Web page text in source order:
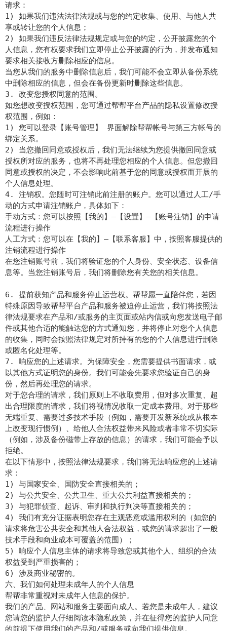
请求：
1) 如果我们违法法律法规或与您的约定收集、使用、与他人共
享或转让您的个人信息；
2) 如果我们违反法律法规规定或与您的约定，公开披露您的个
人信息，您有权要求我们立即停止公开披露的行为，并发布通知
要求相关接收方删除相应的信息。
当您从我们的服务中删除信息后，我们可能不会立即从备份系统
中删除相应的信息，但会在备份更新时删除这些信息。
3. 改变您授权同意的范围。
如您想改变授权范围，您可通过帮帮平台产品的隐私设置修改授
权范围，例如：
1) 您可以登录【账号管理】 界面解除帮帮帐号与第三方帐号的
绑定关系。
2) 当您撤回同意或授权后，我们无法继续为您提供撤回同意或
授权所对应的服务，也将不再处理您相应的个人信息。但您撤回
同意或授权的决定，不会影响此前基于您的同意或授权而开展的
个人信息处理。
4. 注销权。您随时可注销此前注册的账户。您可以通过人工/手
动的方式申请注销账户，具体如下：
手动方式：您可以按照【我的】—【设置】—【账号注销】的申请
流程进行操作
人工方式：您可以在【我的】—【联系客服】中，按照客服提供的
注销流程进行操作
在您注销账号前，我们将验证您的个人身份、安全状态、设备信
息等。当您注销账号后，我们将删除您有关您的相关信息。
6. 提前获知产品和服务停止运营权。帮帮愿一直陪伴您，若因
特殊原因导致帮帮平台产品和服务被迫停止运营，我们将按照法
律法规要求在产品和/或服务的主页面或站内信或向您发送电子邮
件或其他合适的能触达您的方式通知您，并将停止对您个人信息
的收集，同时会按照法律规定对所持有的您的个人信息进行删除
或匿名化处理等。
7. 响应您的上述请求。为保障安全，您需要提供书面请求，或
以其他方式证明您的身份。我们可能会先要求您验证自己的身
份，然后再处理您的请求。
对于您合理的请求，我们原则上不收取费用，但对多次重复、超
出合理限度的请求，我们将视情况收取一定成本费用。对于那些
无端重复、需要过多技术手段（例如，需要开发新系统或从根本
上改变现行惯例）、给他人合法权益带来风险或者非常不切实际
（例如，涉及备份磁带上存放的信息）的请求，我们可能会予以
拒绝。
在以下情形中，按照法律法规要求，我们将无法响应您的上述请
求：
1) 与国家安全、国防安全直接相关的；
2) 与公共安全、公共卫生、重大公共利益直接相关的；
3) 与犯罪侦查、起诉、审判和执行判决等直接相关的；
4) 我们有充分证据表明您存在主观恶意或滥用权利的（如您的
请求将危害公共安全和其他人合法权益，或您的请求超出了一般
技术手段和商业成本可覆盖的范围）；
5) 响应个人信息主体的请求将导致您或其他个人、组织的合法
权益受到严重损害的；
6) 涉及商业秘密的。
六、我们如何处理未成年人的个人信息
帮帮非常重视对未成年人信息的保护。
我们的产品、网站和服务主要面向成人。若您是未成年人，建议
您请您的监护人仔细阅读本隐私政策，并在征得您的监护人同意
的前提下使用我们的产品和/或服务或向我们提供信息。